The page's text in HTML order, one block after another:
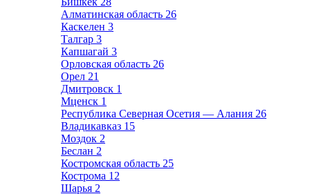
Алматинская область 26
Каскелен 3
Талгар 3
Капшагай 3
Орловская область 26
Орел 21
Дмитровск 1
Мценск 1
Республика Северная Осетия — Алания 26
Владикавказ 15
Моздок 2
Беслан 2
Костромская область 25
Кострома 12
Шарья 2